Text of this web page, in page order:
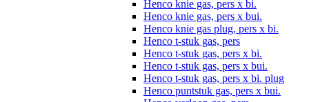
Henco knie gas, pers x bi.
Henco knie gas, pers x bui.
Henco knie gas plug, pers x bi.
Henco t-stuk gas, pers
Henco t-stuk gas, pers x bi.
Henco t-stuk gas, pers x bui.
Henco t-stuk gas, pers x bi. plug
Henco puntstuk gas, pers x bui.